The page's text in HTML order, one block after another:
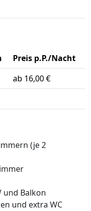
Preis p.P./Nacht
ab 16,00 €
(je 2
und Balkon
und extra WC